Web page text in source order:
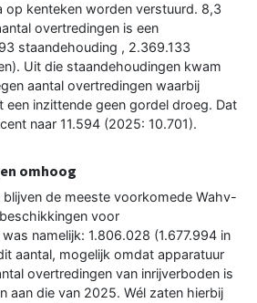
op kenteken worden verstuurd. 8,3
overtredingen is een
staandehouding , 2.369.133
Uit die staandehoudingen kwam
aantal overtredingen waarbij
inzittende geen gordel droeg. Dat
naar 11.594 (2025: 10.701).
omhoog
de meeste voorkomede Wahv-
voor
namelijk: 1.806.028 (1.677.994 in
aantal, mogelijk omdat apparatuur
overtredingen van inrijverboden is
aan die van 2025. Wél zaten hierbij